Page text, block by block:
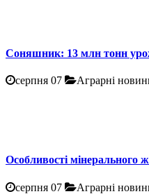
Соняшник: 13 млн тонн
серпня 07 Аграрні
Особливості мінерального
серпня 07 Аграрні